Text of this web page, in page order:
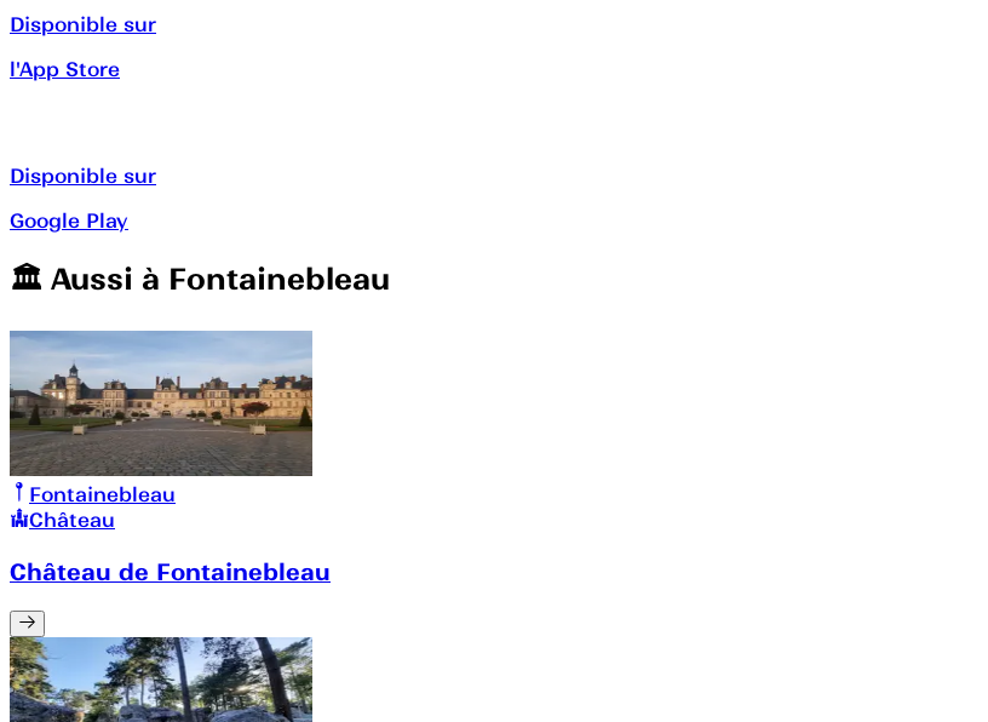
Disponible sur
l'App Store
Disponible sur
Google Play
🏛️️ Aussi à Fontainebleau
Fontainebleau
Château
Château de Fontainebleau